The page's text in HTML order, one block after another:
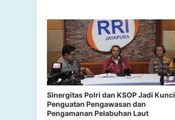
Sinergitas Polri dan KSOP Jadi Kunci
Penguatan Pengawasan dan
Pengamanan Pelabuhan Laut